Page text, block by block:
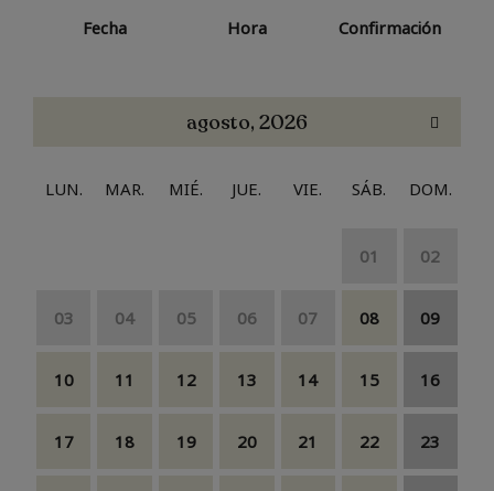
Fecha Hora Confirmación
agosto, 2026
LUN. MAR. MIÉ. JUE. VIE. SÁB. DOM.
01 02
03 04 05 06 07 08 09
10 11 12 13 14 15 16
17 18 19 20 21 22 23